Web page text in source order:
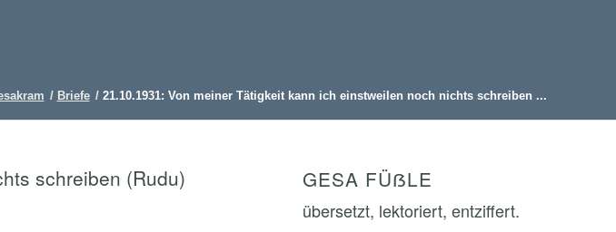
/ Briefe / 21.10.1931: Von meiner Tätigkeit kann ich einstweilen noch nichts schreiben ...
schreiben (Rudu) GESA FÜẞLE
übersetzt, lektoriert, entziffert.